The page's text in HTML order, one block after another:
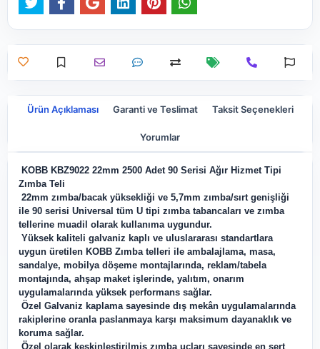
Ürün Açıklaması Garanti ve Teslimat Taksit Seçenekleri
Yorumlar
KOBB KBZ9022 22mm 2500 Adet 90 Serisi Ağır Hizmet Tipi
Zımba Teli
22mm zımba/bacak yüksekliği ve 5,7mm zımba/sırt genişliği
ile 90 serisi Universal tüm U tipi zımba tabancaları ve zımba
tellerine muadil olarak kullanıma uygundur.
Yüksek kaliteli galvaniz kaplı ve uluslararası standartlara
uygun üretilen KOBB Zımba telleri ile ambalajlama, masa,
sandalye, mobilya döşeme montajlarında, reklam/tabela
montajında, ahşap maket işlerinde, yalıtım, onarım
uygulamalarında yüksek performans sağlar.
Özel Galvaniz kaplama sayesinde dış mekân uygulamalarında
rakiplerine oranla paslanmaya karşı maksimum dayanaklık ve
koruma sağlar.
Özel olarak keskinleştirilmiş zımba uçları sayesinde en sert